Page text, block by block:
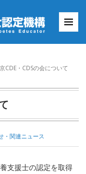
CDE・CDSの会について
・関連ニュース
支援士の認定を取得